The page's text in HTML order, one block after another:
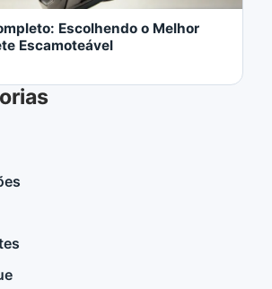
Escolhendo o Melhor
Escamoteável